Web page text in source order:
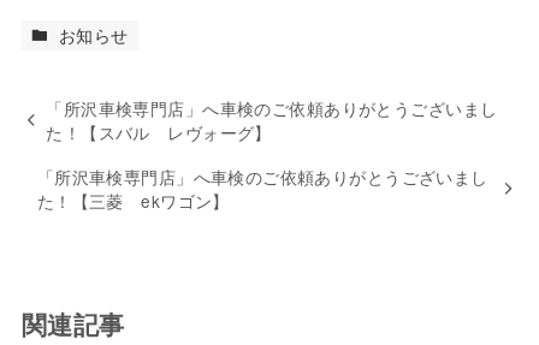
お知らせ
「所沢車検専門店」へ車検のご依頼ありがとうございまし
た！【スバル レヴォーグ】
「所沢車検専門店」へ車検のご依頼ありがとうございまし
た！【三菱 ekワゴン】
関連記事